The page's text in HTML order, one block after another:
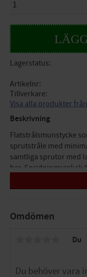
Lagerstatus
Artikelnr
Tillverkare
Visa alla produkter
Beskrivning
Flatstrålsmunstycke
sprutstråle med
samtliga sprutor med
bar. Spridningsvinkel:
Omdömen
Du